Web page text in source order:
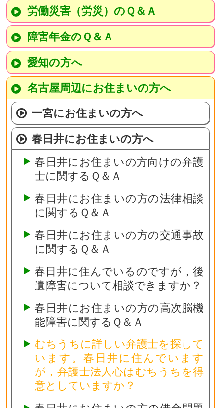
労働災害（労災）のＱ＆Ａ
障害年金のＱ＆Ａ
愛知の方へ
名古屋周辺にお住まいの方へ
一宮にお住まいの方へ
春日井にお住まいの方へ
春日井にお住まいの方向けの弁護
士に関するＱ＆Ａ
春日井にお住まいの方の法律相談
に関するＱ＆Ａ
春日井にお住まいの方の交通事故
に関するＱ＆Ａ
春日井に住んでいるのですが，後
遺障害について相談できますか？
春日井にお住まいの方の高次脳機
能障害に関するＱ＆Ａ
むちうちに詳しい弁護士を探して
います。春日井に住んでいます
が，弁護士法人心はむちうちを得
意としていますか？